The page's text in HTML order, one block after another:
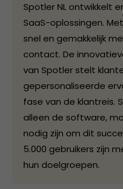
Spotler NL ontwikkelt
SaaS-oplossingen.
snel en gemakkelijk
contact. De
van Spotler stelt
gepersonaliseerde
fase van de klantreis.
alleen de software,
nodig zijn om dit
5.000 gebruikers zijn
hun doelgroepen.